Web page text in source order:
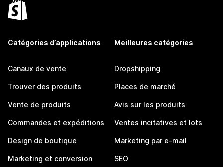
Catégories d’applications
Canaux de vente
Trouver des produits
Vente de produits
Commandes et expéditions
Design de boutique
Marketing et conversion
Meilleures catégories
Dropshipping
Places de marché
Avis sur les produits
Ventes incitatives et lots
Marketing par e-mail
SEO